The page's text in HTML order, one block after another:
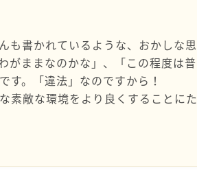
も書かれているような、おかしな思
がままなのかな」、「この程度は普
。「違法」なのですから！
素敵な環境をより良くすることにた